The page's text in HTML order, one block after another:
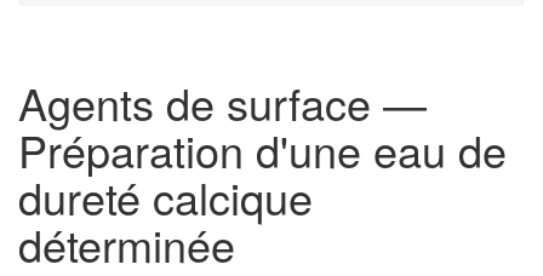
Agents de surface —
Préparation d'une eau de
dureté calcique
déterminée